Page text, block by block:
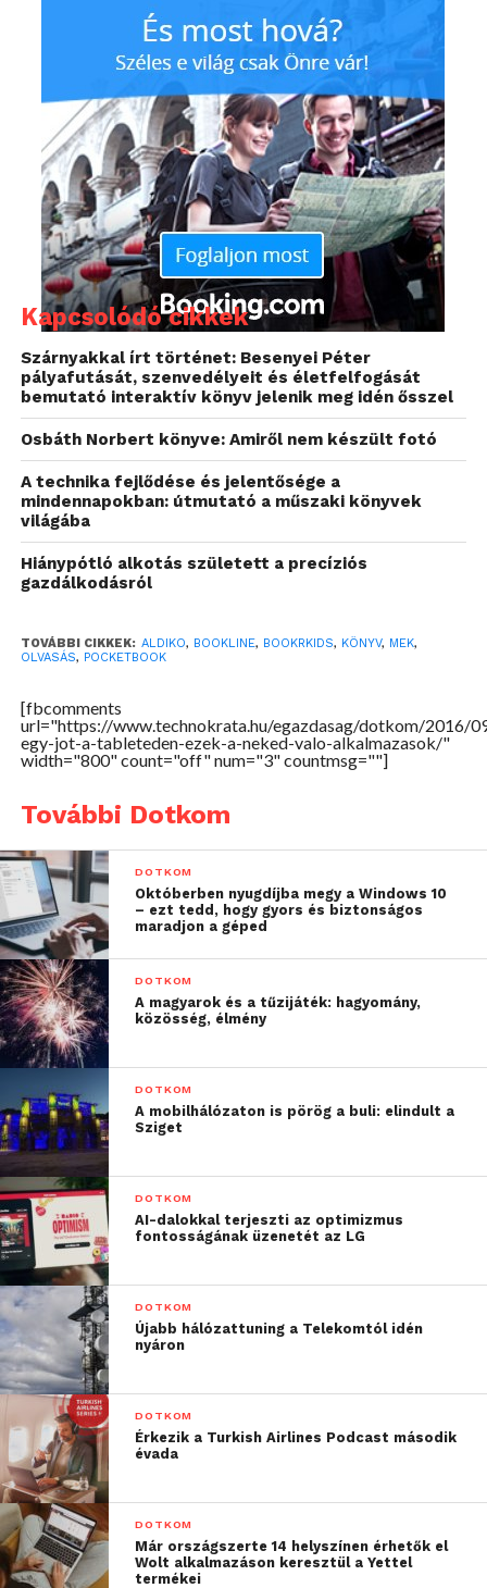
Androidon egyaránt jól mutató kezelőfelület
pofonegyszerűen kezelhető, így még azok is jól
elboldogulnak vele, akik esetleg idegenkednek az e-
könyv világtól. Kiemelném, hogy az iBooks-hoz
hasonlóan a PocketBook Reader esetén is animálták
a lapozást, így olyan élményünk lehet, mintha egy
papírlapon suhintanánk egyet. A PocketBook Reader
további előnye, hogy elképesztően sok
formátummal megbirkózik, bátran használhatjuk a
PDF, ePUB, DjVu, MOBI, PDB, TXT, FB2, FB2.zip, CHM,
html(basic), CBZ, CBR és RTF fájlokhoz is.
Egyszerűen nagyíthatunk is a szövegbe, hiszen a
ujjunkat is tudja kezelni, így úgy nézhetünk bele a
részletekbe, ahogyan azt egy fotónál tennénk.
Letöltés:iOS,Android
2. Aldiko
amely fizetős és ingyenes verzióban is elérhető,
iBooks applikációjához hasonlóan itt is a
könyvespolcra hasonlító dizájn dominál, ezen
találhatjuk meg az épp olvasott, vagy olvasni kívánt
könyveinket. Az Aldiko rendelkezik saját
könyváruházzal is, de itt szinte kizárólag angol
nyelvű könyveket találunk, így ezt a legtöbben
aligha használják majd. Annál inkább örülhetnek
annak, hogy a program az ePUB és PDF formátumok
mellett az Adobe DRM-mel titkosított anyagokkal is
elbír. Ha már megvan az olvasmány, akkor akár
kategórizálhatjuk, sőt címkékkel is elláthatjuk,
olvasás közben pedig az éjszakai módnak, az
átméretezhető betűméretnek és a keresésnek
örülhetünk.
Letöltés:iOS
Kapcsolódó cikkek
Szárnyakkal írt történet: Besenyei Péter
pályafutását, szenvedélyeit és életfelfogását
bemutató interaktív könyv jelenik meg idén ősszel
Osbáth Norbert könyve: Amiről nem készült fotó
A technika fejlődése és jelentősége a
mindennapokban: útmutató a műszaki könyvek
világába
Hiánypótló alkotás született a precíziós
gazdálkodásról
TOVÁBBI CIKKEK: ALDIKO, BOOKLINE, BOOKRKIDS, KÖNYV, MEK,
OLVASÁS, POCKETBOOK
[fbcomments
url="https://www.technokrata.hu/egazdasag/dotkom/2016/
egy-jot-a-tableteden-ezek-a-neked-valo-alkalmazasok/"
width="800" count="off" num="3" countmsg=""]
További Dotkom
DOTKOM
Októberben nyugdíjba megy a Windows 10
– ezt tedd, hogy gyors és biztonságos
maradjon a géped
DOTKOM
A magyarok és a tűzijáték: hagyomány,
közösség, élmény
DOTKOM
A mobilhálózaton is pörög a buli: elindult a
Sziget
DOTKOM
AI-dalokkal terjeszti az optimizmus
fontosságának üzenetét az LG
DOTKOM
Újabb hálózattuning a Telekomtól idén
nyáron
DOTKOM
Érkezik a Turkish Airlines Podcast második
évada
DOTKOM
Már országszerte 14 helyszínen érhetők el
Wolt alkalmazáson keresztül a Yettel
termékei